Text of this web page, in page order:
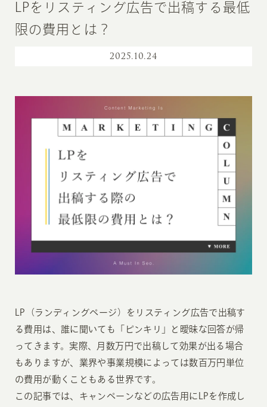
LPをリスティング広告で出稿する最低
限の費用とは？
2025.10.24
LP（ランディングページ）をリスティング広告で出稿す
る費用は、誰に聞いても「ピンキリ」と曖昧な回答が帰
ってきます。実際、月数万円で出稿して効果が出る場合
もありますが、業界や事業規模によっては数百万円単位
の費用が動くこともある世界です。
この記事では、キャンペーンなどの広告用にLPを作成し